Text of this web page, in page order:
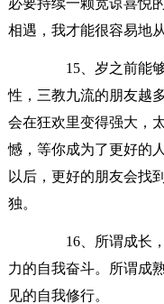
必要持续一颗宽谅喜悦
相遇，我才能很容易地
15、岁之前能够
性，三教九流的朋友越
会在狂欢里变得强大，
憾，等你成为了更好的
以后，更好的朋友会找
独。
16、所谓成长，
力的自我奋斗。所谓成
见的自我修行。